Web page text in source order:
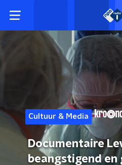
Cultuur & Media
Documentaire
beangstigend en